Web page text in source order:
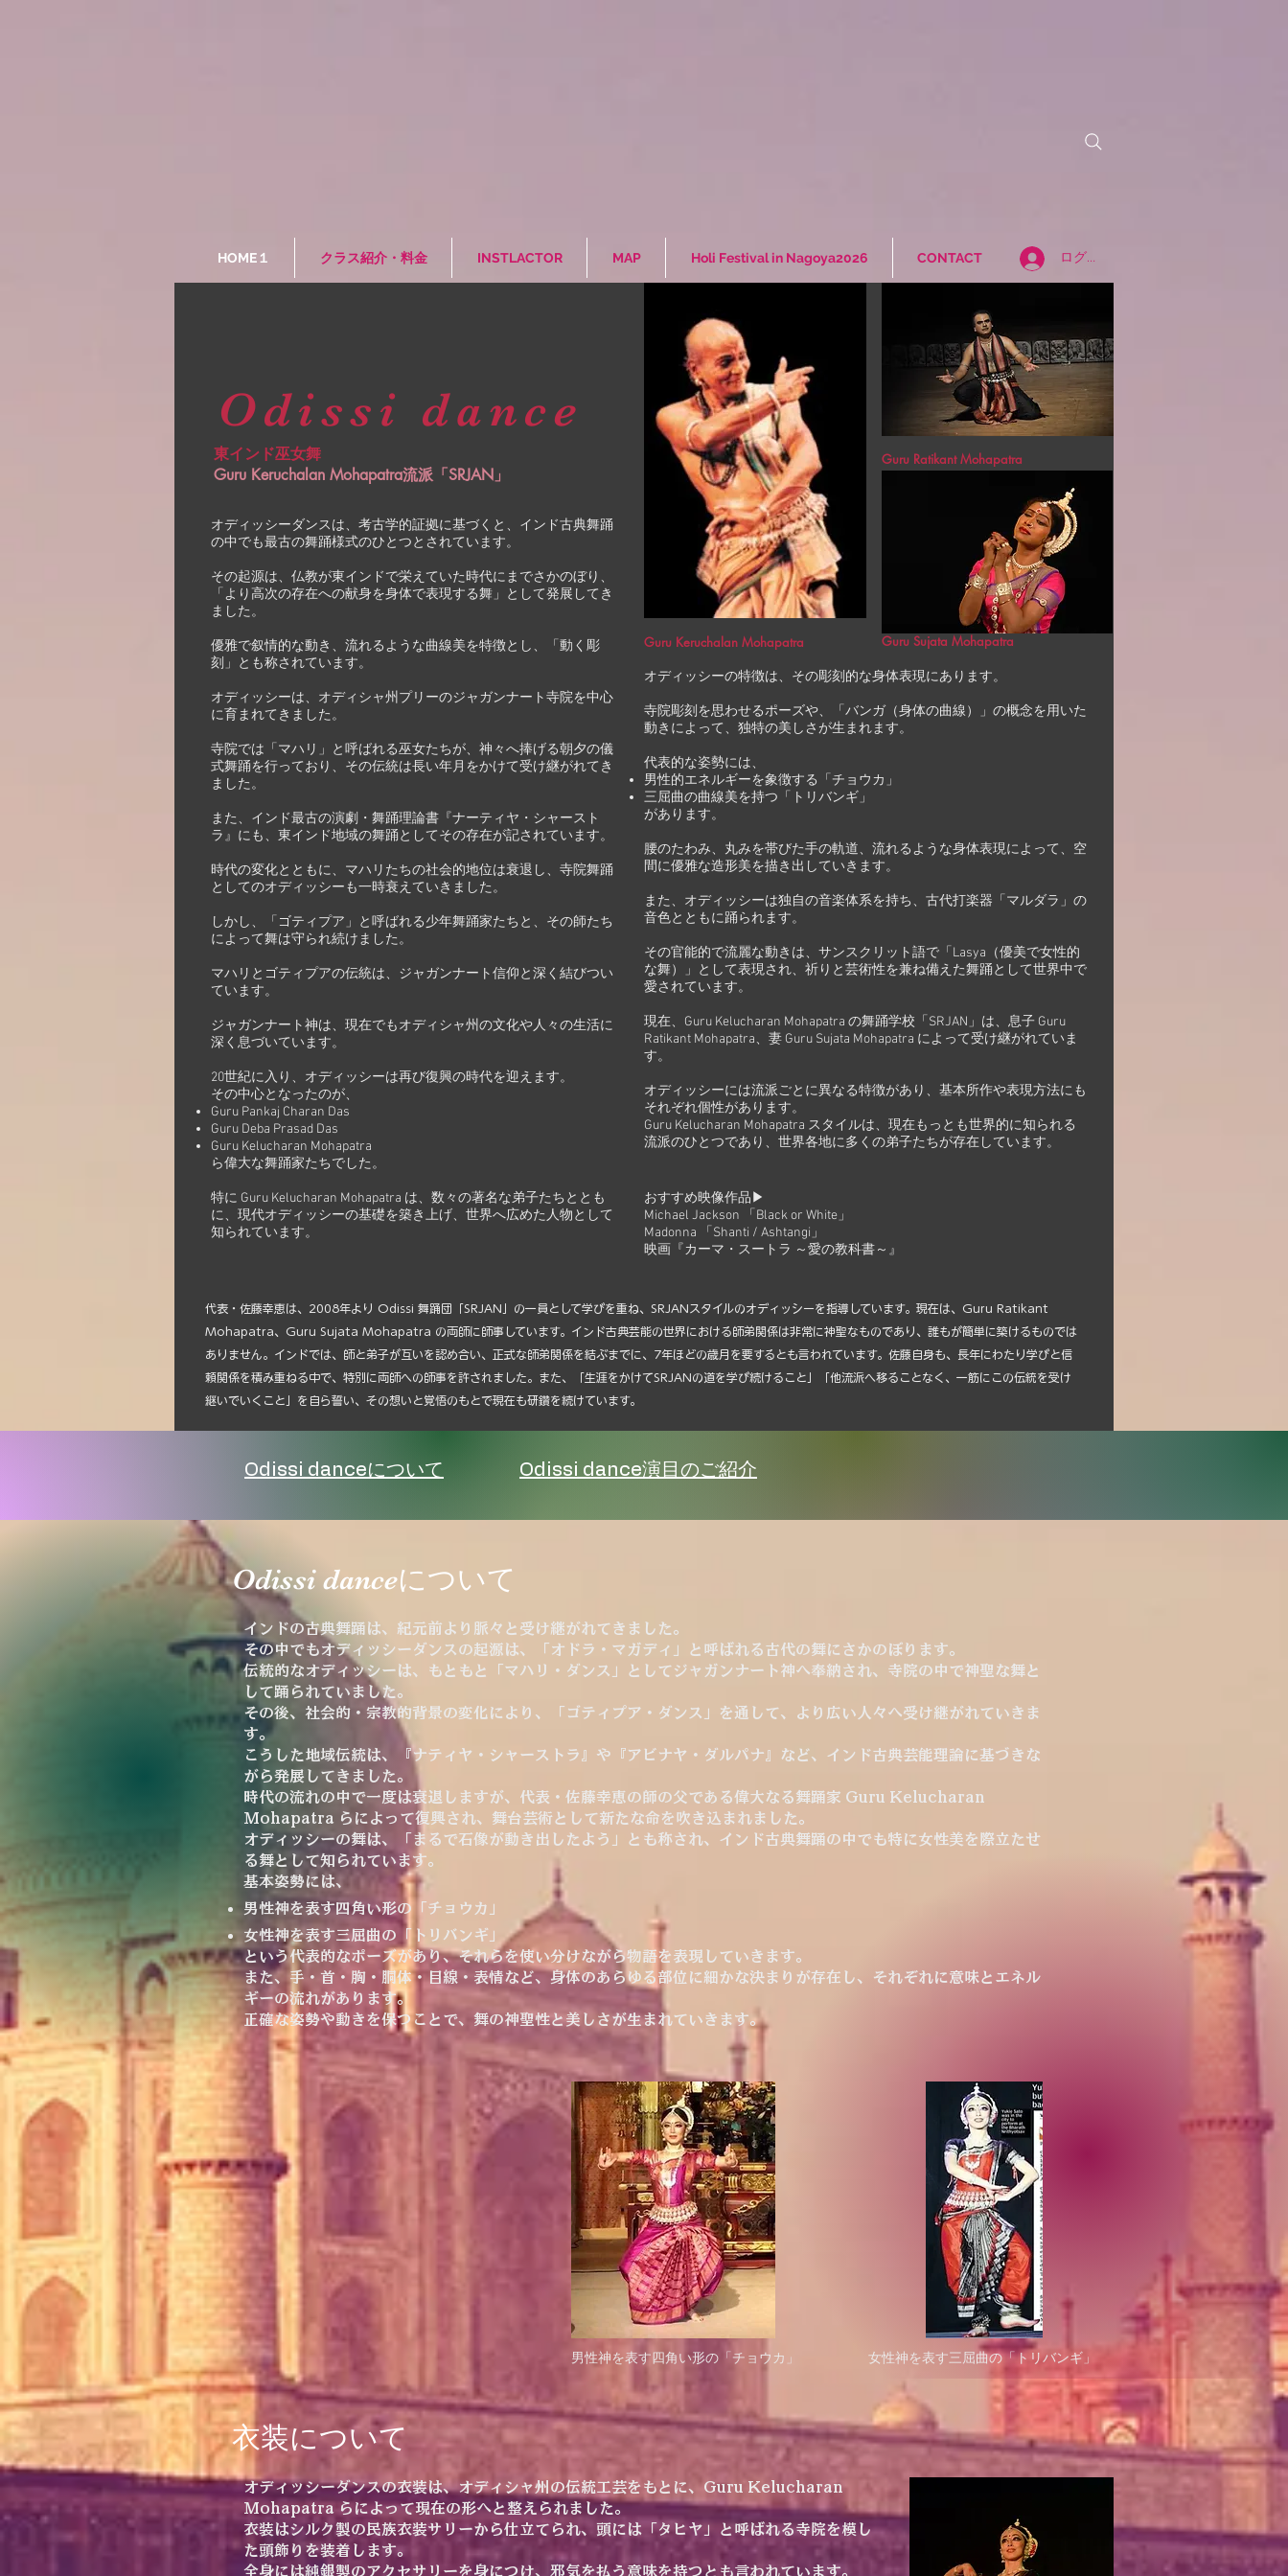
HOME１ クラス紹介・料金 INSTLACTOR MAP Holi Festival in Nagoya2026 CONTACT ログイン
Odissi dance
東インド巫女舞
​Guru Keruchalan Mohapatra流派「SRJAN」
オディッシーダンスは、考古学的証拠に基づくと、インド古典舞踊
の中でも最古の舞踊様式のひとつとされています。
その起源は、仏教が東インドで栄えていた時代にまでさかのぼり、
「より高次の存在への献身を身体で表現する舞」として発展してき
ました。
優雅で叙情的な動き、流れるような曲線美を特徴とし、「動く彫
刻」とも称されています。
オディッシーは、オディシャ州プリーのジャガンナート寺院を中心
に育まれてきました。
寺院では「マハリ」と呼ばれる巫女たちが、神々へ捧げる朝夕の儀
式舞踊を行っており、その伝統は長い年月をかけて受け継がれてき
ました。
また、インド最古の演劇・舞踊理論書『ナーティヤ・シャースト
ラ』にも、東インド地域の舞踊としてその存在が記されています。
時代の変化とともに、マハリたちの社会的地位は衰退し、寺院舞踊
としてのオディッシーも一時衰えていきました。
しかし、「ゴティプア」と呼ばれる少年舞踊家たちと、その師たち
によって舞は守られ続けました。
マハリとゴティプアの伝統は、ジャガンナート信仰と深く結びつい
ています。
ジャガンナート神は、現在でもオディシャ州の文化や人々の生活に
深く息づいています。
20世紀に入り、オディッシーは再び復興の時代を迎えます。
その中心となったのが、
Guru Pankaj Charan Das
Guru Deba Prasad Das
Guru Kelucharan Mohapatra
ら偉大な舞踊家たちでした。
特に Guru Kelucharan Mohapatra は、数々の著名な弟子たちととも
に、現代オディッシーの基礎を築き上げ、世界へ広めた人物として
知られています。
Guru Keruchalan Mohapatra
Guru Ratikant Mohapatra
Guru Sujata Mohapatra
オディッシーの特徴は、その彫刻的な身体表現にあります。
寺院彫刻を思わせるポーズや、「バンガ（身体の曲線）」の概念を用いた
動きによって、独特の美しさが生まれます。
代表的な姿勢には、
男性的エネルギーを象徴する「チョウカ」
三屈曲の曲線美を持つ「トリバンギ」
があります。
腰のたわみ、丸みを帯びた手の軌道、流れるような身体表現によって、空
間に優雅な造形美を描き出していきます。
また、オディッシーは独自の音楽体系を持ち、古代打楽器「マルダラ」の
音色とともに踊られます。
その官能的で流麗な動きは、サンスクリット語で「Lasya（優美で女性的
な舞）」として表現され、祈りと芸術性を兼ね備えた舞踊として世界中で
愛されています。
現在、Guru Kelucharan Mohapatra の舞踊学校「SRJAN」は、息子 Guru
Ratikant Mohapatra、妻 Guru Sujata Mohapatra によって受け継がれていま
す。
オディッシーには流派ごとに異なる特徴があり、基本所作や表現方法にも
それぞれ個性があります。
Guru Kelucharan Mohapatra スタイルは、現在もっとも世界的に知られる
流派のひとつであり、世界各地に多くの弟子たちが存在しています。
おすすめ映像作品▶
Michael Jackson 「Black or White」
Madonna 「Shanti / Ashtangi」
映画『カーマ・スートラ ～愛の教科書～』
代表・佐藤幸恵は、2008年より Odissi 舞踊団「SRJAN」の一員として学びを重ね、SRJANスタイルのオディッシーを指導しています。現在は、Guru Ratikant
Mohapatra、Guru Sujata Mohapatra の両師に師事しています。インド古典芸能の世界における師弟関係は非常に神聖なものであり、誰もが簡単に築けるものでは
ありません。インドでは、師と弟子が互いを認め合い、正式な師弟関係を結ぶまでに、7年ほどの歳月を要するとも言われています。佐藤自身も、長年にわたり学びと信
頼関係を積み重ねる中で、特別に両師への師事を許されました。また、「生涯をかけてSRJANの道を学び続けること」「他流派へ移ることなく、一筋にこの伝統を受け
継いでいくこと」を自ら誓い、その想いと覚悟のもとで現在も研鑽を続けています。
Odissi danceについて Odissi dance演目のご紹介
Odissi danceについて
インドの古典舞踊は、紀元前より脈々と受け継がれてきました。
その中でもオディッシーダンスの起源は、「オドラ・マガディ」と呼ばれる古代の舞にさかのぼります。
伝統的なオディッシーは、もともと「マハリ・ダンス」としてジャガンナート神へ奉納され、寺院の中で神聖な舞と
して踊られていました。
その後、社会的・宗教的背景の変化により、「ゴティプア・ダンス」を通して、より広い人々へ受け継がれていきま
す。
こうした地域伝統は、『ナティヤ・シャーストラ』や『アビナヤ・ダルパナ』など、インド古典芸能理論に基づきな
がら発展してきました。
時代の流れの中で一度は衰退しますが、代表・佐藤幸恵の師の父である偉大なる舞踊家 Guru Kelucharan
Mohapatra らによって復興され、舞台芸術として新たな命を吹き込まれました。
オディッシーの舞は、「まるで石像が動き出したよう」とも称され、インド古典舞踊の中でも特に女性美を際立たせ
る舞として知られています。
基本姿勢には、
男性神を表す四角い形の「チョウカ」
女性神を表す三屈曲の「トリバンギ」
という代表的なポーズがあり、それらを使い分けながら物語を表現していきます。
また、手・首・胸・胴体・目線・表情など、身体のあらゆる部位に細かな決まりが存在し、それぞれに意味とエネル
ギーの流れがあります。
正確な姿勢や動きを保つことで、舞の神聖性と美しさが生まれていきます。
男性神を表す四角い形の「チョウカ」 女性神を表す三屈曲の「トリバンギ」
衣装について
オディッシーダンスの衣装は、オディシャ州の伝統工芸をもとに、Guru Kelucharan
Mohapatra らによって現在の形へと整えられました。
衣装はシルク製の民族衣装サリーから仕立てられ、頭には「タヒヤ」と呼ばれる寺院を模し
た頭飾りを装着します。
全身には純銀製のアクセサリーを身につけ、邪気を払う意味を持つとも言われています。